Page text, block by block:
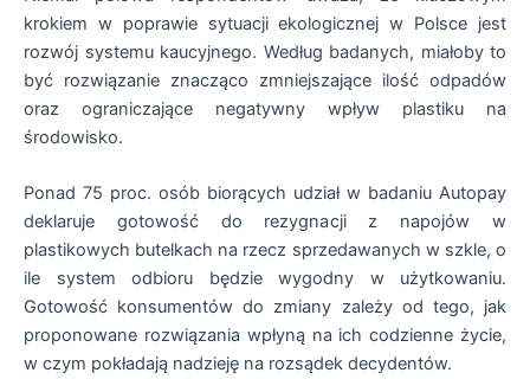
krokiem w poprawie sytuacji ekologicznej w Polsce jest
rozwój systemu kaucyjnego. Według badanych, miałoby to
być rozwiązanie znacząco zmniejszające ilość odpadów
oraz ograniczające negatywny wpływ plastiku na
środowisko.
Ponad 75 proc. osób biorących udział w badaniu Autopay
deklaruje gotowość do rezygnacji z napojów w
plastikowych butelkach na rzecz sprzedawanych w szkle, o
ile system odbioru będzie wygodny w użytkowaniu.
Gotowość konsumentów do zmiany zależy od tego, jak
proponowane rozwiązania wpłyną na ich codzienne życie,
w czym pokładają nadzieję na rozsądek decydentów.